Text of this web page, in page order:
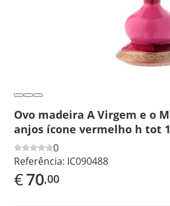
Ovo madeira A Virgem e o
anjos ícone vermelho h tot
0
Referência: IC090488
€70,00